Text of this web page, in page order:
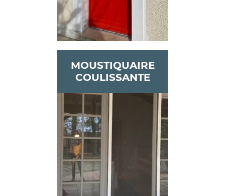
MOUSTIQUAIRE
COULISSANTE